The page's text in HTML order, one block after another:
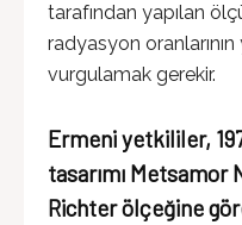
tarafından yapılan
radyasyon oranlarının
vurgulamak gerekir.
Ermeni yetkililer,
tasarımı Metsamor
Richter ölçeğine